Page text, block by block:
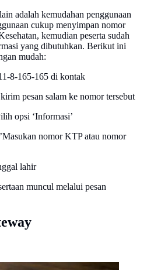
adalah kemudahan penggunaan
cukup menyimpan nomor
kemudian peserta sudah
yang dibutuhkan. Berikut ini
mudah:
8-165-165 di kontak
pesan salam ke nomor tersebut
opsi ‘Informasi’
nomor KTP atau nomor
lahir
muncul melalui pesan